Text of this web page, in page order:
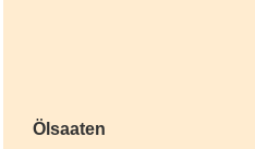
Ölsaaten